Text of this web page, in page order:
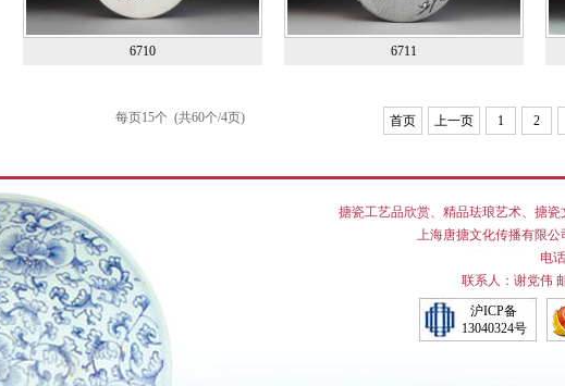
6710 6711
每页15个 (共60个/4页) 首页 上一页 1 2
搪瓷工艺品欣赏 精品珐琅艺术 搪瓷
上海唐搪文化传播有限
电
联系人：谢党伟
沪ICP备
13040324号